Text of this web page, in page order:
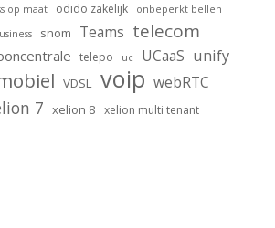
op maat odido zakelijk onbeperkt bellen
snom Teams telecom
telepo uc UCaaS unify
VDSL voip webRTC
7 xelion 8 xelion multi tenant